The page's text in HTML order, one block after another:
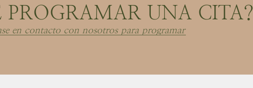
PROGRAMAR UNA CITA?
en contacto con nosotros para programar